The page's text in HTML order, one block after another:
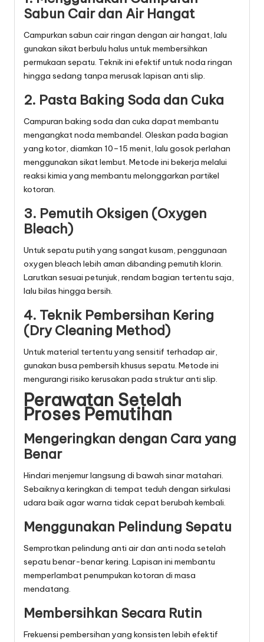
Sabun Cair dan Air Hangat
Campurkan sabun cair ringan dengan air hangat, lalu
gunakan sikat berbulu halus untuk membersihkan
permukaan sepatu. Teknik ini efektif untuk noda ringan
hingga sedang tanpa merusak lapisan anti slip.
2. Pasta Baking Soda dan Cuka
Campuran baking soda dan cuka dapat membantu
mengangkat noda membandel. Oleskan pada bagian
yang kotor, diamkan 10–15 menit, lalu gosok perlahan
menggunakan sikat lembut. Metode ini bekerja melalui
reaksi kimia yang membantu melonggarkan partikel
kotoran.
3. Pemutih Oksigen (Oxygen
Bleach)
Untuk sepatu putih yang sangat kusam, penggunaan
oxygen bleach lebih aman dibanding pemutih klorin.
Larutkan sesuai petunjuk, rendam bagian tertentu saja,
lalu bilas hingga bersih.
4. Teknik Pembersihan Kering
(Dry Cleaning Method)
Untuk material tertentu yang sensitif terhadap air,
gunakan busa pembersih khusus sepatu. Metode ini
mengurangi risiko kerusakan pada struktur anti slip.
Perawatan Setelah
Proses Pemutihan
Mengeringkan dengan Cara yang
Benar
Hindari menjemur langsung di bawah sinar matahari.
Sebaiknya keringkan di tempat teduh dengan sirkulasi
udara baik agar warna tidak cepat berubah kembali.
Menggunakan Pelindung Sepatu
Semprotkan pelindung anti air dan anti noda setelah
sepatu benar-benar kering. Lapisan ini membantu
memperlambat penumpukan kotoran di masa
mendatang.
Membersihkan Secara Rutin
Frekuensi pembersihan yang konsisten lebih efektif